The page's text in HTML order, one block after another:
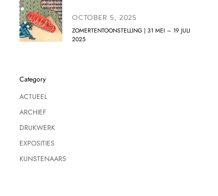
OCTOBER 5, 2025
ZOMERTENTOONSTELLING | 31 MEI – 19 JULI
2025
Category
ACTUEEL
ARCHIEF
DRUKWERK
EXPOSITIES
KUNSTENAARS